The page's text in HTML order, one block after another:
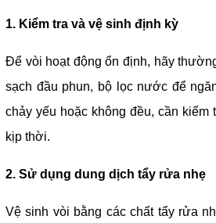
1. Kiểm tra và vệ sinh định kỳ
Để vòi hoạt động ổn định, hãy
sạch đầu phun, bộ lọc nước để
chảy yếu hoặc không đều, cần kiểm
kịp thời.
2. Sử dụng dung dịch tẩy rửa nhẹ
Vệ sinh vòi bằng các chất tẩy rửa